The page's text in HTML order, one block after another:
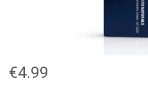
€4.99